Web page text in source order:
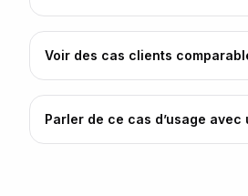
Voir des cas clients
Parler de ce cas d’usage avec